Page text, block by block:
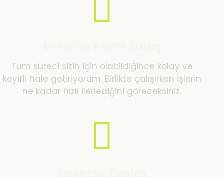
Tüm süreci sizin için olabildiğince kolay ve
keyifli hale getiriyorum. Birlikte çalışırken işlerin
ne kadar hızlı ilerlediğini göreceksiniz.